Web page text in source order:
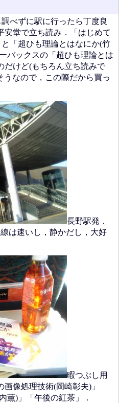
べずに駅に行ったら丁度良
安堂で立ち読み．「はじめて
「超ひも理論とはなにか(竹
バックスの「超ひも理論とは
だけど(もちろん立ち読みで
なので，この際だから買っ
長野駅発．
は速いし，静かだし，大好
暇つぶし用
像処理技術(岡崎彰夫)」
薫)」「午後の紅茶」．